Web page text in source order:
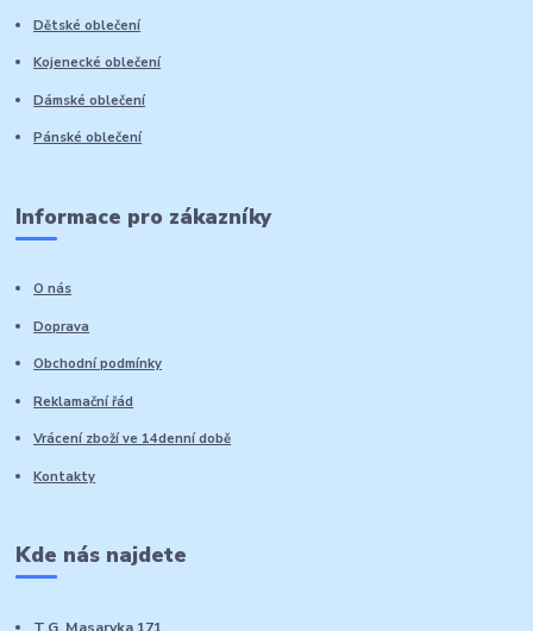
Dětské oblečení
Kojenecké oblečení
Dámské oblečení
Pánské oblečení
Informace pro zákazníky
O nás
Doprava
Obchodní podmínky
Reklamační řád
Vrácení zboží ve 14denní době
Kontakty
Kde nás najdete
T.G. Masaryka 171